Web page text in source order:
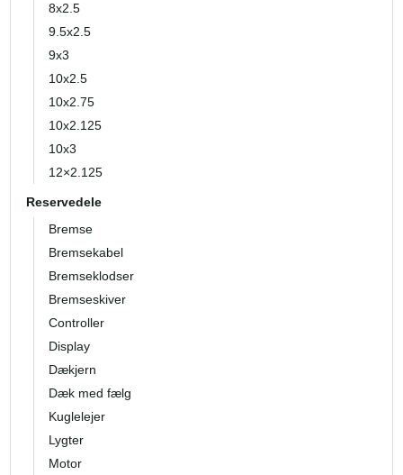
8x2.5
9.5x2.5
9x3
10x2.5
10x2.75
10x2.125
10x3
12×2.125
Reservedele
Bremse
Bremsekabel
Bremseklodser
Bremseskiver
Controller
Display
Dækjern
Dæk med fælg
Kuglelejer
Lygter
Motor